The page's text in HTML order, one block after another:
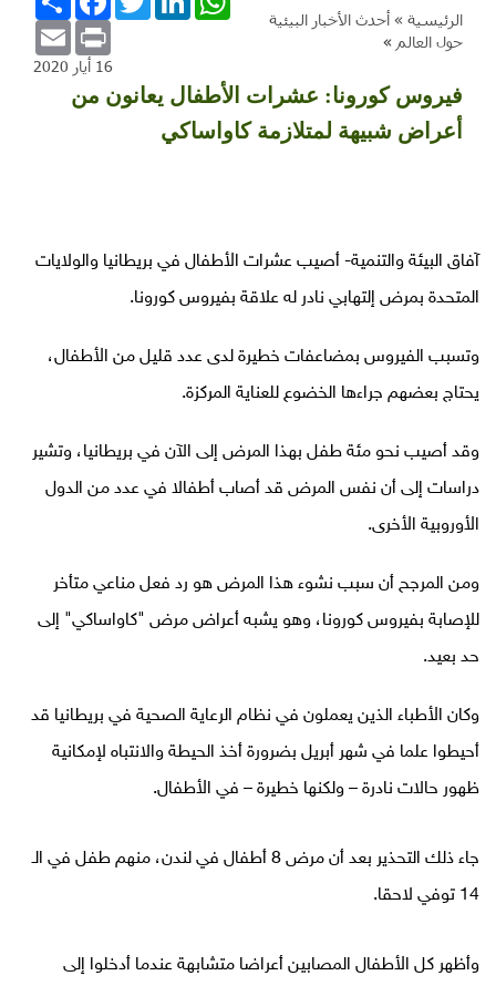
الرئيسية » أحدث الأخبار البيئية
حول العالم »
Email Print
16 أيار 2020
فيروس كورونا: عشرات الأطفال يعانون من
أعراض شبيهة لمتلازمة كاواساكي
آفاق البيئة والتنمية- أصيب عشرات الأطفال في بريطانيا والولايات
المتحدة بمرض إلتهابي نادر له علاقة بفيروس كورونا.
وتسبب الفيروس بمضاعفات خطيرة لدى عدد قليل من الأطفال،
يحتاج بعضهم جراءها الخضوع للعناية المركزة.
وقد أصيب نحو مئة طفل بهذا المرض إلى الآن في بريطانيا، وتشير
دراسات إلى أن نفس المرض قد أصاب أطفالا في عدد من الدول
الأوروبية الأخرى.
ومن المرجح أن سبب نشوء هذا المرض هو رد فعل مناعي متأخر
للإصابة بفيروس كورونا، وهو يشبه أعراض مرض "كاواساكي" إلى
حد بعيد.
وكان الأطباء الذين يعملون في نظام الرعاية الصحية في بريطانيا قد
أحيطوا علما في شهر أبريل بضرورة أخذ الحيطة والانتباه لإمكانية
ظهور حالات نادرة – ولكنها خطيرة – في الأطفال.
جاء ذلك التحذير بعد أن مرض 8 أطفال في لندن، منهم طفل في الـ
14 توفي لاحقا.
وأظهر كل الأطفال المصابين أعراضا متشابهة عندما أدخلوا إلى